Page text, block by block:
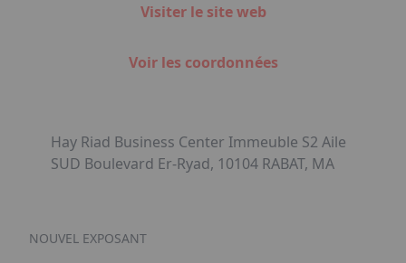
Visiter le site web
Voir les coordonnées
Hay Riad Business Center Immeuble S2 Aile
SUD Boulevard Er-Ryad, 10104 RABAT, MA
NOUVEL EXPOSANT